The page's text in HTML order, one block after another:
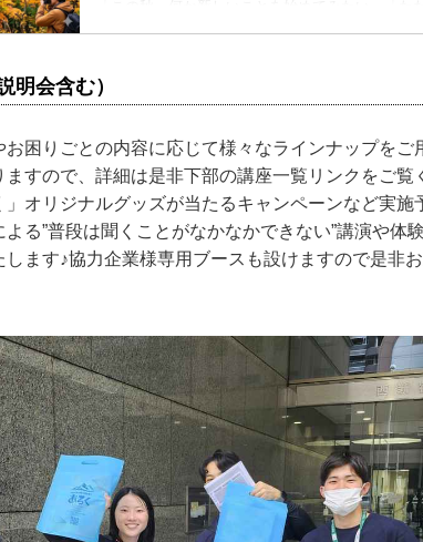
これまで多くのお客様にご好評をいただいていた
が、この秋、さらにパワーアップ！
限定開催することが決定いたしました！
【2026年...
会含む）
困りごとの内容に応じて様々なラインナップをご
ますので、詳細は是非下部の講座一覧リンクをご覧
オリジナルグッズが当たるキャンペーンなど実施
る”普段は聞くことがなかなかできない”講演や体験
ます♪協力企業様専用ブースも設けますので是非